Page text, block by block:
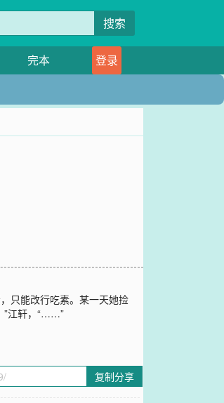
搜索
完本
登录
只能改行吃素。某一天她捡
”江轩，“……”
复制分享